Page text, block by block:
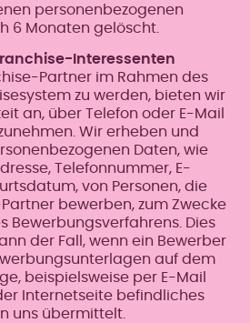
personenbezogenen
6 Monaten gelöscht.
Interessenten
Partner im Rahmen des
zu werden, bieten wir
an, über Telefon oder E-Mail
Wir erheben und
Daten, wie
Telefonnummer, E-
von Personen, die
bewerben, zum Zwecke
Bewerbungsverfahrens. Dies
der Fall, wenn ein Bewerber
auf dem
beispielsweise per E-Mail
Internetseite befindliches
uns übermittelt.